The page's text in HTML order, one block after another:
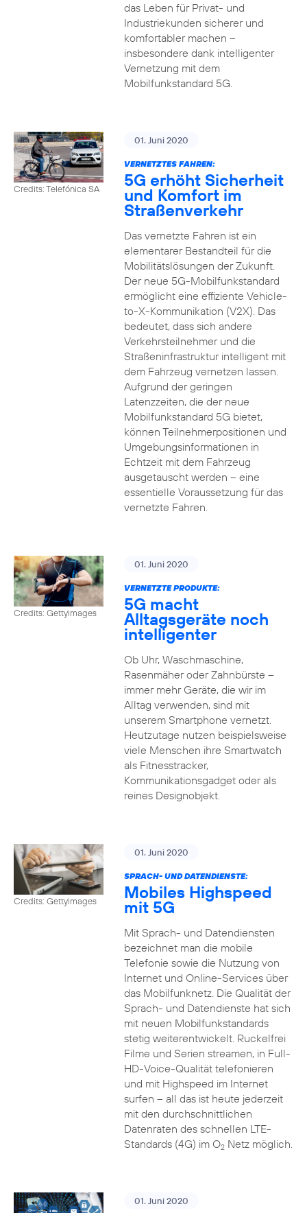
das Leben für Privat- und
Industriekunden sicherer und
komfortabler machen –
insbesondere dank intelligenter
Vernetzung mit dem
Mobilfunkstandard 5G.
Credits: Telefónica SA
01. Juni 2020
VERNETZTES FAHREN:
5G erhöht Sicherheit
und Komfort im
Straßenverkehr
Das vernetzte Fahren ist ein
elementarer Bestandteil für die
Mobilitätslösungen der Zukunft.
Der neue 5G-Mobilfunkstandard
ermöglicht eine effiziente Vehicle-
to-X-Kommunikation (V2X). Das
bedeutet, dass sich andere
Verkehrsteilnehmer und die
Straßeninfrastruktur intelligent mit
dem Fahrzeug vernetzen lassen.
Aufgrund der geringen
Latenzzeiten, die der neue
Mobilfunkstandard 5G bietet,
können Teilnehmerpositionen und
Umgebungsinformationen in
Echtzeit mit dem Fahrzeug
ausgetauscht werden – eine
essentielle Voraussetzung für das
vernetzte Fahren.
Credits: Gettyimages
01. Juni 2020
VERNETZTE PRODUKTE:
5G macht
Alltagsgeräte noch
intelligenter
Ob Uhr, Waschmaschine,
Rasenmäher oder Zahnbürste –
immer mehr Geräte, die wir im
Alltag verwenden, sind mit
unserem Smartphone vernetzt.
Heutzutage nutzen beispielsweise
viele Menschen ihre Smartwatch
als Fitnesstracker,
Kommunikationsgadget oder als
reines Designobjekt.
Credits: Gettyimages
01. Juni 2020
SPRACH- UND DATENDIENSTE:
Mobiles Highspeed
mit 5G
Mit Sprach- und Datendiensten
bezeichnet man die mobile
Telefonie sowie die Nutzung von
Internet und Online-Services über
das Mobilfunknetz. Die Qualität der
Sprach- und Datendienste hat sich
mit neuen Mobilfunkstandards
stetig weiterentwickelt. Ruckelfrei
Filme und Serien streamen, in Full-
HD-Voice-Qualität telefonieren
und mit Highspeed im Internet
surfen – all das ist heute jederzeit
mit den durchschnittlichen
Datenraten des schnellen LTE-
Standards (4G) im O2Netz möglich.
01. Juni 2020